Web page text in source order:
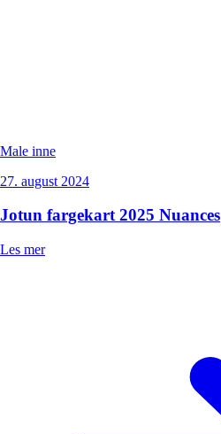
Male inne
27. august 2024
Jotun fargekart 2025 Nuances
Les mer